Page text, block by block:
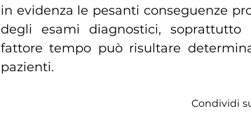
in evidenza le pesanti conseguenze
degli esami diagnostici,
fattore tempo può risultare
pazienti.
Condividi